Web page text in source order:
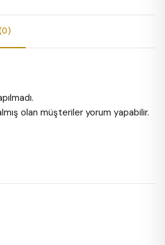
olan müşteriler yorum yapabilir.